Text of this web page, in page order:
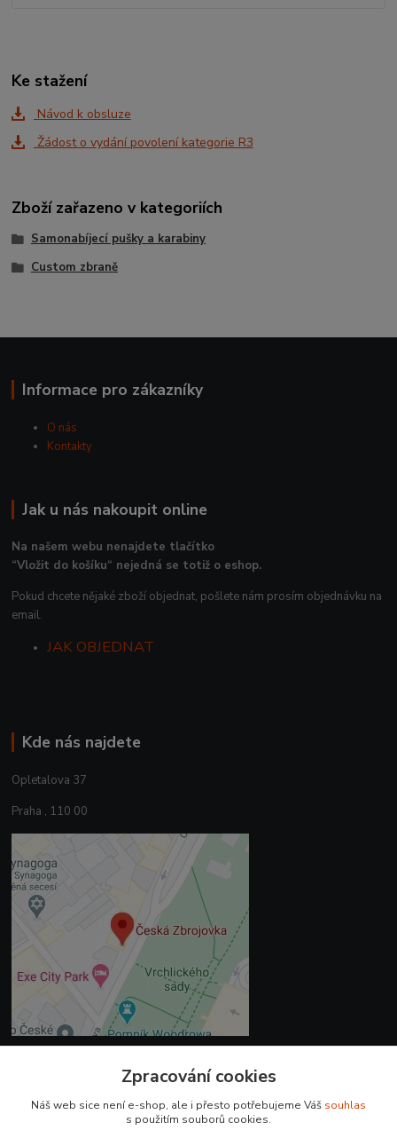
Ke stažení
Návod k obsluze
Žádost o vydání povolení kategorie R3
Zboží zařazeno v kategoriích
Samonabíjecí pušky a karabiny
Custom zbraně
Informace pro zákazníky
O nás
Kontakty
Jak u nás nakoupit online
Na našem webu nenajdete tlačítko
“Vložit do košíku“ nejedná se totiž o eshop.
Pokud chcete nějaké zboží objednat, pošlete nám prosím objednávku na
email.
JAK OBJEDNAT
Kde nás najdete
Opletalova 37
Praha , 110 00
+420 225 375 800
Zpracování cookies
Náš web sice není e-shop, ale i přesto potřebujeme Váš souhlas
s použitím souborů cookies.